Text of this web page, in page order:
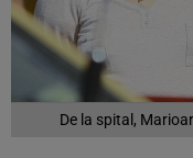
De la spital,